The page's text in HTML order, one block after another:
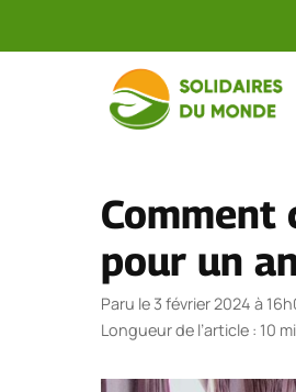
Comment
pour un
Paru le 3 février 2024 à
Longueur de l’article : 10